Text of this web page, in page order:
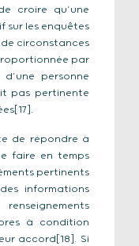
croire qu’une
sur les enquêtes
circonstances
par
personne
pas pertinente
de répondre à
faire en temps
pertinents
informations
à condition
accord[18]. Si